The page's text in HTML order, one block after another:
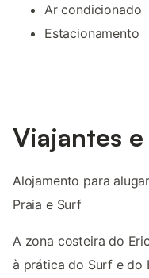
Ar condicionado
Estacionamento
Viajantes
Alojamento para
Praia e Surf
A zona costeira do
à prática do Surf e do